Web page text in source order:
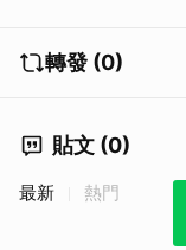
轉發 (0)
貼文 (0)
最新 熱門